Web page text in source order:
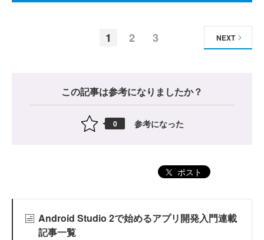
1 2 3 NEXT
この記事は参考になりましたか？
0 参考になった
ポスト
Android Studio 2で始めるアプリ開発入門連載
記事一覧